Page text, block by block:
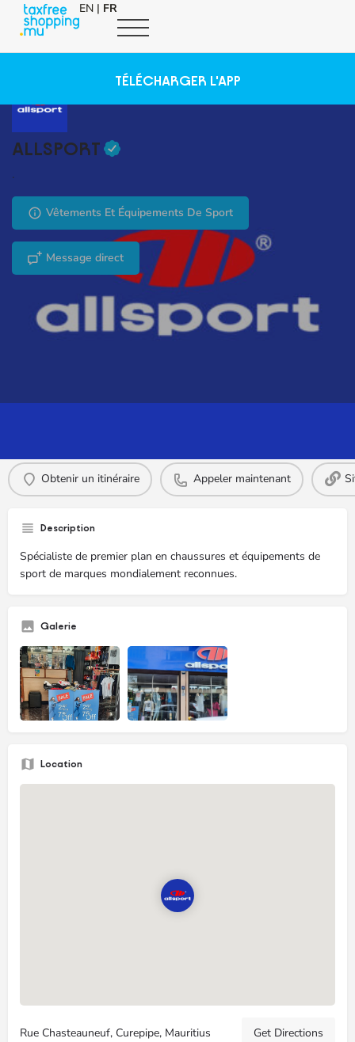
EN | FR
TÉLÉCHARGER L'APP
ALLSPORT
.
Vêtements Et Équipements De Sport
Message direct
Obtenir un itinéraire Appeler maintenant
Description
Spécialiste de premier plan en chaussures et équipements de
sport de marques mondialement reconnues.
Galerie
Location
Rue Chasteauneuf, Curepipe, Mauritius Get Directions